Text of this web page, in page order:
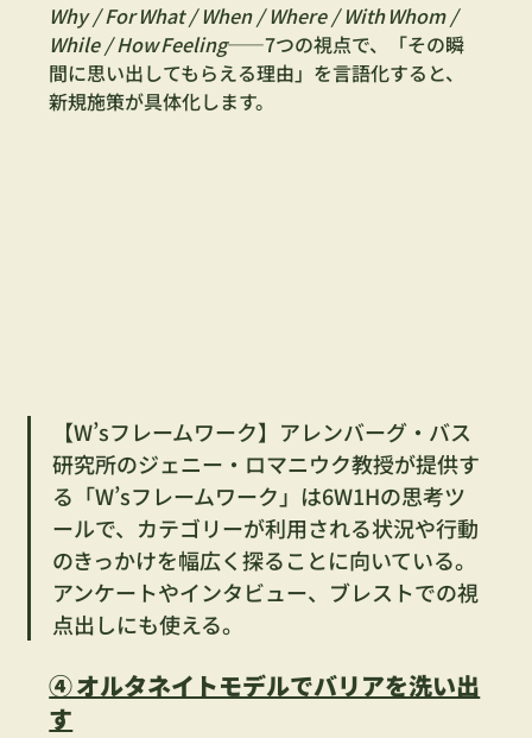
Why / For What / When / Where / With Whom /
While / How Feeling――7つの視点で、「その瞬
間に思い出してもらえる理由」を言語化すると、
新規施策が具体化します。
【W’sフレームワーク】アレンバーグ・バス
研究所のジェニー・ロマニウク教授が提供す
る「W’sフレームワーク」は6W1Hの思考ツ
ールで、カテゴリーが利用される状況や行動
のきっかけを幅広く探ることに向いている。
アンケートやインタビュー、ブレストでの視
点出しにも使える。
④ オルタネイトモデルでバリアを洗い出
す